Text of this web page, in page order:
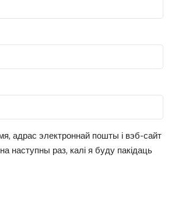
адрас электроннай пошты і вэб-сайт
наступны раз, калі я буду пакідаць